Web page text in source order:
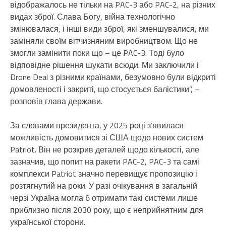
відображалось не тільки на PAC-3 або PAC-2, на різних
видах зброї. Слава Богу, війна технологічно
змінювалася, і інші види зброї, які зменшувалися, ми
заміняли своїм вітчизняним виробництвом. Що не
змогли замінити поки що – це PAC-3. Тоді було
відповідне рішення шукати всюди. Ми заключили і
Drone Deal з різними країнами, безумовно були відкриті
домовленості і закриті, що стосується балістики”, –
розповів глава держави.
За словами президента, у 2025 році з’явилася
можливість домовитися зі США щодо нових систем
Patriot. Він не розкрив деталей щодо кількості, але
зазначив, що попит на ракети PAC-2, PAC-3 та самі
комплекси Patriot значно перевищує пропозицію і
розтягнутий на роки. У разі очікування в загальній
черзі Україна могла б отримати такі системи лише
приблизно після 2030 року, що є неприйнятним для
української сторони.